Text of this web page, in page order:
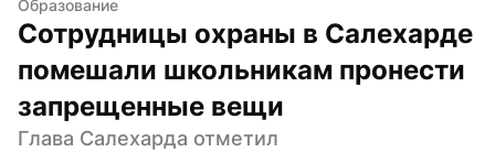
Образование
Сотрудницы охраны в Салехарде
помешали школьникам пронести
запрещенные вещи
Глава Салехарда отметил